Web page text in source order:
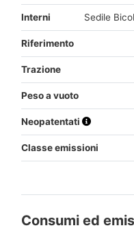
Interni Sedile
Riferimento
Trazione
Peso a vuoto
Neopatentati
Classe emissioni
Consumi ed